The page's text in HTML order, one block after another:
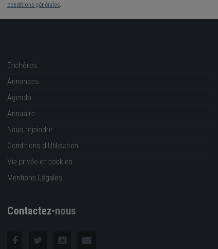
conditions générales
Enchères
Annonces
Agenda
Annuaire
Nous rejoindre
Conditions d'Utilisation
Vie privée et cookies
Mentions Légales
Contactez-nous